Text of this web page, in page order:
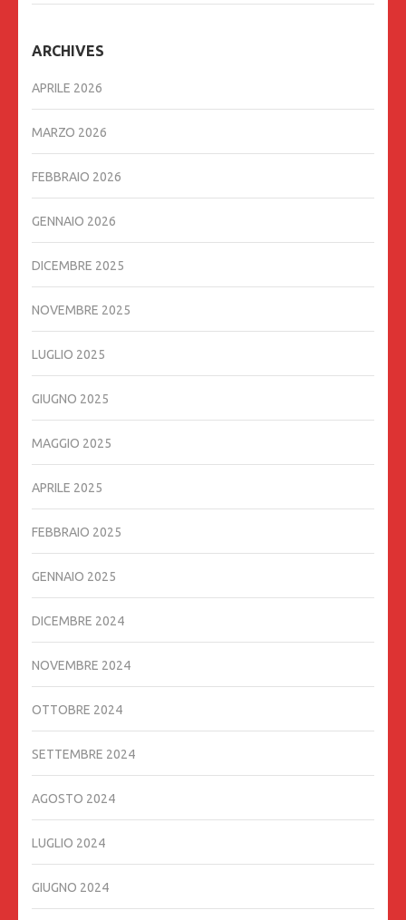
ARCHIVES
APRILE 2026
MARZO 2026
FEBBRAIO 2026
GENNAIO 2026
DICEMBRE 2025
NOVEMBRE 2025
LUGLIO 2025
GIUGNO 2025
MAGGIO 2025
APRILE 2025
FEBBRAIO 2025
GENNAIO 2025
DICEMBRE 2024
NOVEMBRE 2024
OTTOBRE 2024
SETTEMBRE 2024
AGOSTO 2024
LUGLIO 2024
GIUGNO 2024